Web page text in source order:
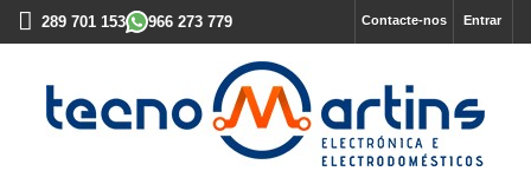
Entrar
Contacte-nos
289 701 153 966 273 779